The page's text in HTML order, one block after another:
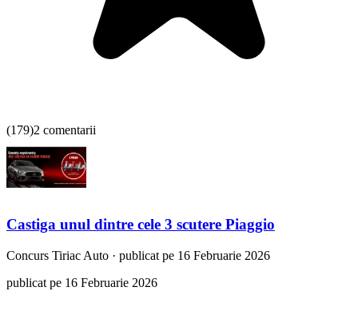
(179)2 comentarii
Castiga unul dintre cele 3 scutere Piaggio
Concurs Tiriac Auto · publicat pe 16 Februarie 2026
publicat pe 16 Februarie 2026